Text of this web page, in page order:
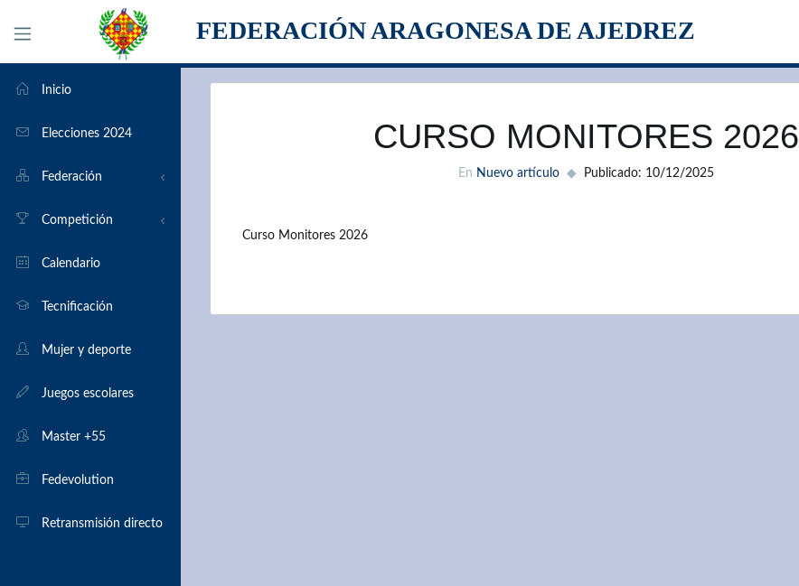
FEDERACIÓN ARAGONESA DE AJEDREZ
Inicio
Elecciones 2024
Federación
Organigrama
Transparencia
Clubs
Formularios
Historia
Monitores
Árbitros
Competición
Torneos en Aragón
Por equipos
Elo
Bases de partidas
Calendario
Tecnificación
Mujer y deporte
Juegos escolares
Master +55
Fedevolution
Retransmisión directo
CURSO MONITORES 2026
En Nuevo artículo Publicado: 10/12/2025
Curso Monitores 2026